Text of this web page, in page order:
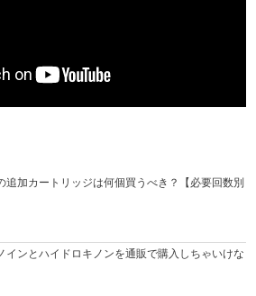
追加カートリッジは何個買うべき？【必要回数別
インとハイドロキノンを通販で購入しちゃいけな